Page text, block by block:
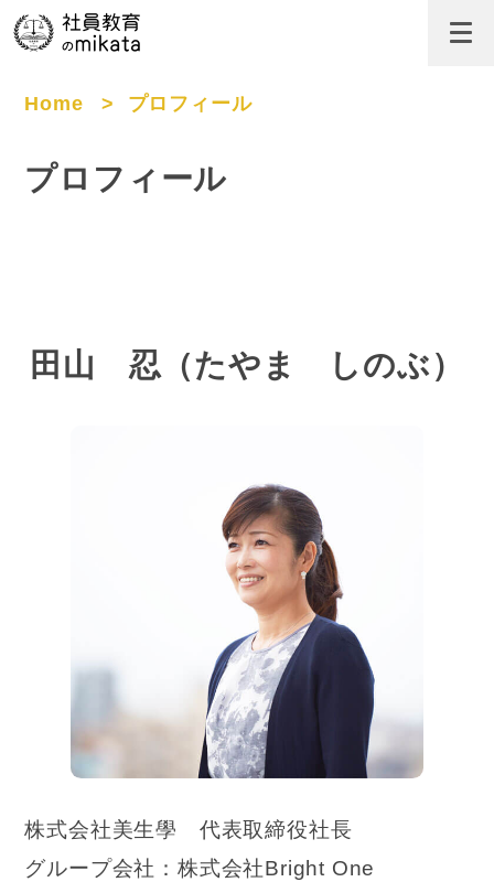
Home > プロフィール
プロフィール
田山 忍（たやま しのぶ）
株式会社美生學 代表取締役社長
グループ会社：株式会社Bright One